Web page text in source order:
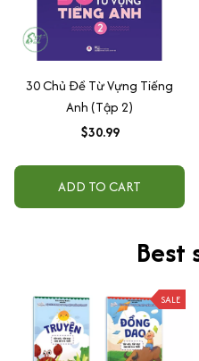
30 Chủ Đề Từ Vựng Tiếng
Anh (Tập 2)
$30.99
ADD TO CART
Best
SALE